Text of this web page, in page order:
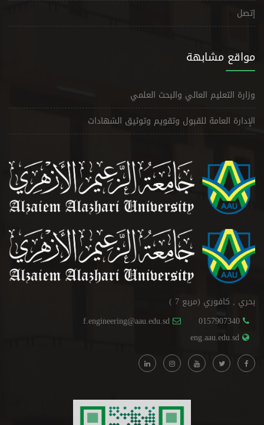
إتصل
مواقع مشابهة
وزارة التعليم العالي والبحث العلمي
الإدارة العامة للقبول وتقويم وتوثيق الشهادات
بحري , كافوري (مربع 7 )
0157907340
f.engineering@aau.edu.sd
eng.aau.edu.sd